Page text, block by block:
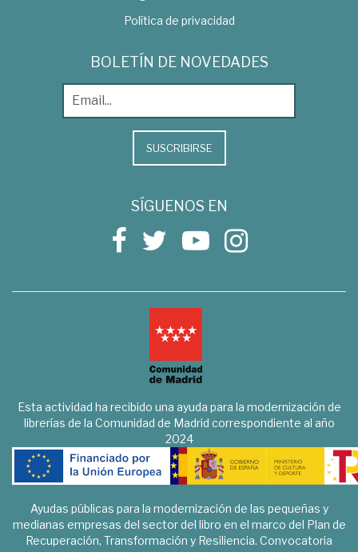
Política de privacidad
BOLETÍN DE NOVEDADES
SUSCRIBIRSE
SÍGUENOS EN
Esta actividad ha recibido una ayuda para la modernización de
librerías de la Comunidad de Madrid correspondiente al año
2024
Ayudas públicas para la modernización de las pequeñas y
medianas empresas del sector del libro en el marco del Plan de
Recuperación, Transformación y Resiliencia. Convocatoria